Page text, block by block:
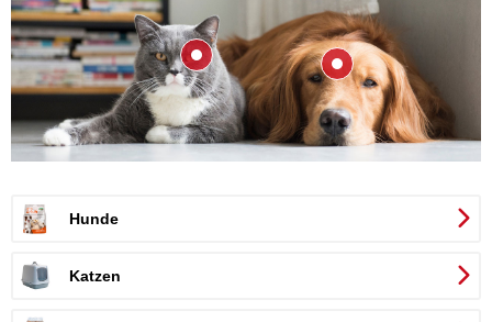
Hunde
Katzen